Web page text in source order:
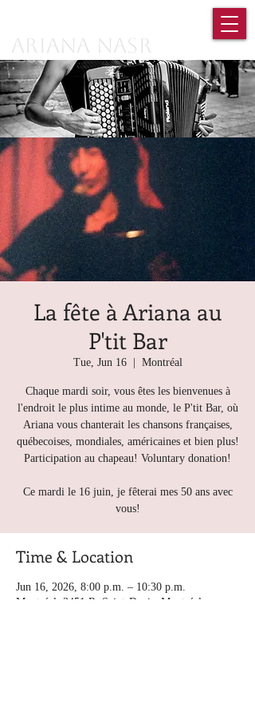
Ariana Nasr
La fête à Ariana au
P'tit Bar
Tue, Jun 16
  |
Montréal
Chaque mardi soir, vous êtes les bienvenues à
l'endroit le plus intime au monde, le P'tit Bar, où
Ariana vous chanterait les chansons françaises,
québecoises, mondiales, américaines et bien plus!
Participation au chapeau! Voluntary donation!
Ce mardi le 16 juin, je fêterai mes 50 ans avec
vous!
Time & Location
Jun 16, 2026, 8:00 p.m. – 10:30 p.m.
Montréal, 3451 R. Saint-Denis, Montréal